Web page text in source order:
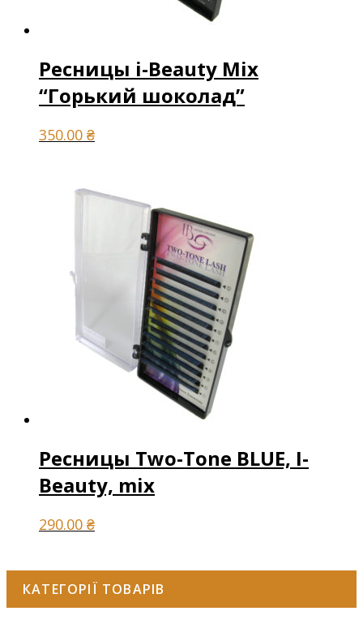
Ресницы i-Beauty Mix
“Горький шоколад”
350.00 ₴
Ресницы Two-Tone BLUE, I-
Beauty, mix
290.00 ₴
КАТЕГОРІЇ ТОВАРІВ